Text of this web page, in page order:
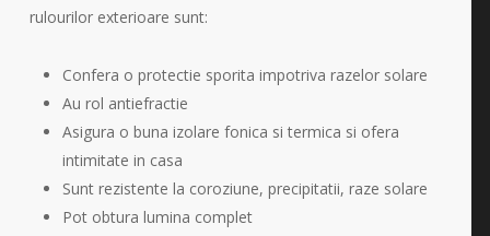
rulourilor exterioare sunt:
Confera o protectie sporita impotriva razelor solare
Au rol antiefractie
Asigura o buna izolare fonica si termica si ofera
intimitate in casa
Sunt rezistente la coroziune, precipitatii, raze solare
Pot obtura lumina complet